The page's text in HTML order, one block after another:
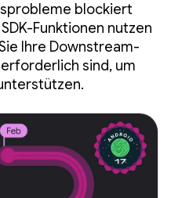
blockiert
Funktionen nutzen
Ihre Downstream-
sind, um